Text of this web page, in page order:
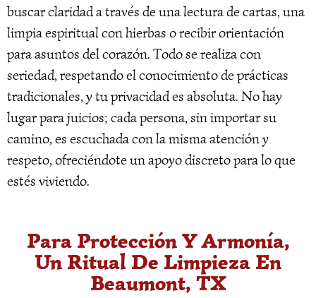
buscar claridad a través de una lectura de cartas, una
limpia espiritual con hierbas o recibir orientación
para asuntos del corazón. Todo se realiza con
seriedad, respetando el conocimiento de prácticas
tradicionales, y tu privacidad es absoluta. No hay
lugar para juicios; cada persona, sin importar su
camino, es escuchada con la misma atención y
respeto, ofreciéndote un apoyo discreto para lo que
estés viviendo.
Para Protección Y Armonía,
Un Ritual De Limpieza En
Beaumont, TX